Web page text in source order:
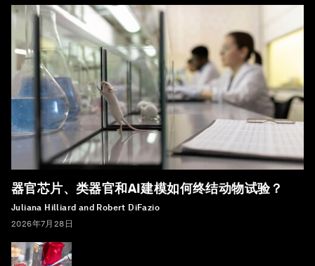
器官芯片、类器官和AI建模如何终结动物试验？
Juliana Hilliard and Robert DiFazio
2026年7月28日